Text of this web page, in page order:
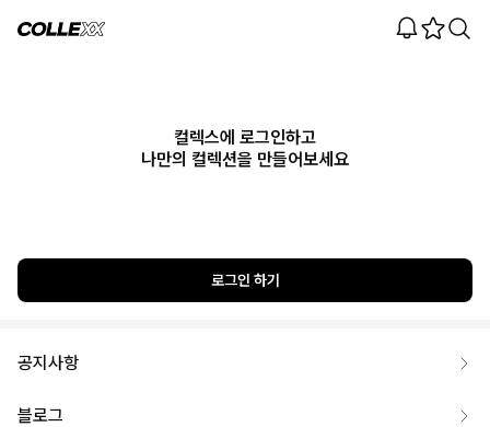
컬렉스에 로그인하고
나만의 컬렉션을 만들어보세요
로그인 하기
공지사항
블로그